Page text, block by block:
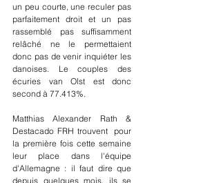
un peu courte, une reculer pas
parfaitement droit et un pas
rassemblé pas suffisamment
relâché ne le permettaient
donc pas de venir inquiéter les
danoises. Le couples des
écuries van Olst est donc
second à 77.413%.
Matthias Alexander Rath &
Destacado FRH trouvent  pour
la première fois cette semaine
leur place dans l'équipe
d'Allemagne : il faut dire que
depuis quelques mois, ils se